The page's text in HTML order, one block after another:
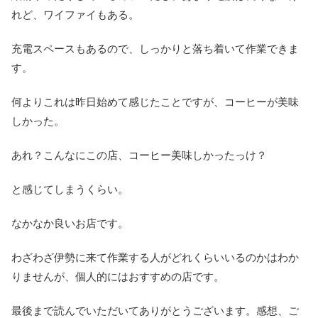
れど、ワイファイもある。
充電スペースもあるので、しっかりと落ち着いて作業できま
す。
何よりこれは昨日始めて感じたことですが、コーヒーが美味
しかった。
あれ？こんなにこの店、コーヒー美味しかったっけ？
と感じてしまうくらい。
なかなか良いお店です。
わざわざ伊勢に来て作業する人がどれくらいいるのかはわか
りませんが、個人的にはおすすめの店です。
最後まで読んでいただいてありがとうございます。感想、ご